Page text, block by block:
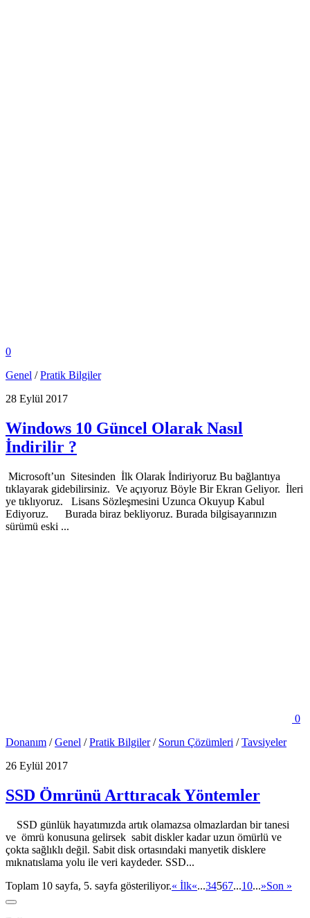
0
Genel /Pratik Bilgiler
28 Eylül 2017
Windows 10 Güncel Olarak Nasıl
İndirilir ?
Microsoft’un Sitesinden İlk Olarak İndiriyoruz Bu bağlantıya
tıklayarak gidebilirsiniz. Ve açıyoruz Böyle Bir Ekran Geliyor. İleri
ye tıklıyoruz. Lisans Sözleşmesini Uzunca Okuyup Kabul
Ediyoruz. Burada biraz bekliyoruz. Burada bilgisayarınızın
sürümü eski ...
0
Donanım /Genel /Pratik Bilgiler/ Sorun Çözümleri /Tavsiyeler
26 Eylül 2017
SSD Ömrünü Arttıracak Yöntemler
SSD günlük hayatımızda artık olamazsa olmazlardan bir tanesi
ve ömrü konusuna gelirsek sabit diskler kadar uzun ömürlü ve
çokta sağlıklı değil. Sabit disk ortasındaki manyetik disklere
mıknatıslama yolu ile veri kaydeder. SSD...
Toplam 10 sayfa, 5. sayfa gösteriliyor.« İlk«...34567...10...»Son »